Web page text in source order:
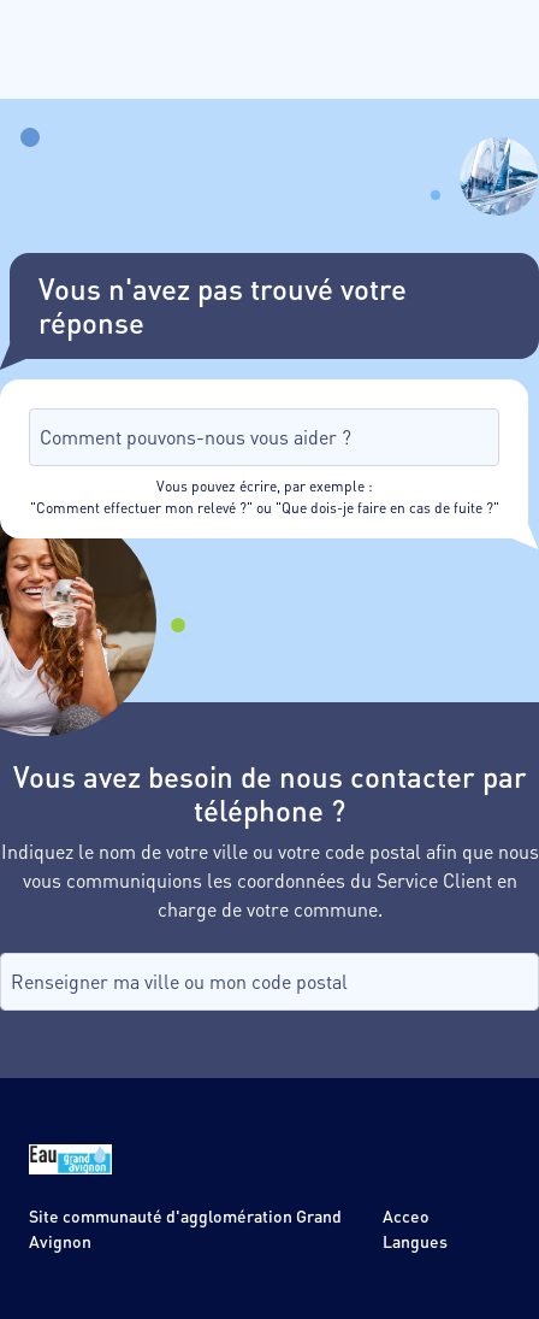
Vous n'avez pas trouvé votre
réponse
Vous pouvez écrire, par exemple :
"Comment effectuer mon relevé ?" ou "Que dois-je faire en cas de fuite ?"
Vous avez besoin de nous contacter par
téléphone ?
Indiquez le nom de votre ville ou votre code postal afin que nous
vous communiquions les coordonnées du Service Client en
charge de votre commune.
Recherche de commune, tapez dans le champ puis
Site communauté d'agglomération Grand
Avignon
Acceo
Langues